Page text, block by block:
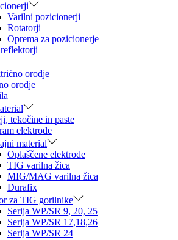
Varilni pozicionerji
Rotatorji
Oprema za pozicionerje
orodje
orodje
tekočine in paste
elektrode
material
Oplaščene elektrode
TIG varilna žica
MIG/MAG varilna žica
Durafix
za TIG gorilnike
Serija WP/SR 9, 20, 25
Serija WP/SR 17,18,26
Serija WP/SR 24